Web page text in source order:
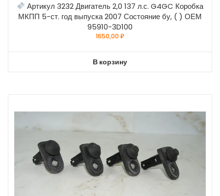
Артикул 3232 Двигатель 2,0 137 л.с. G4GC Коробка
МКПП 5-ст. год выпуска 2007 Состояние бу, ( ) ОЕМ
95910-3D100
1650,00₽
В корзину